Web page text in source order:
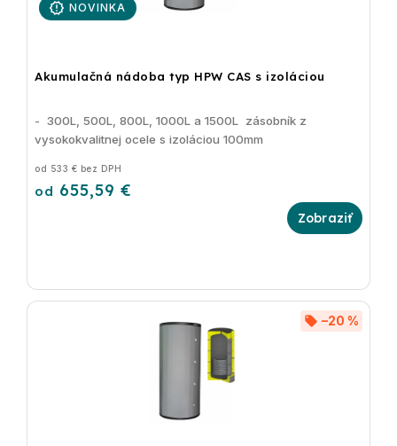
NOVINKA
Akumulačná nádoba typ HPW CAS s izoláciou
od 533 € bez DPH
od 655,59 €
- 300L, 500L, 800L, 1000L a 1500L zásobník z
vysokokvalitnej ocele s izoláciou 100mm
–20 %